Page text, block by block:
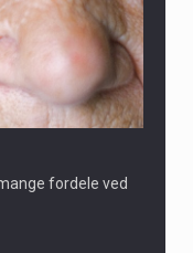
fordele ved